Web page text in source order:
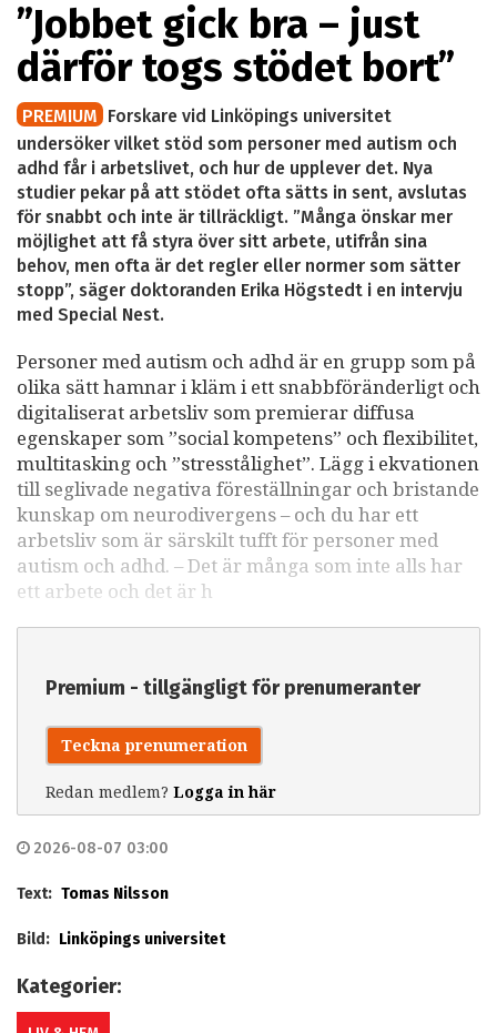
”Jobbet gick bra – just
därför togs stödet bort”
PREMIUM Forskare vid Linköpings universitet
undersöker vilket stöd som personer med autism och
adhd får i arbetslivet, och hur de upplever det. Nya
studier pekar på att stödet ofta sätts in sent, avslutas
för snabbt och inte är tillräckligt. ”Många önskar mer
möjlighet att få styra över sitt arbete, utifrån sina
behov, men ofta är det regler eller normer som sätter
stopp”, säger doktoranden Erika Högstedt i en intervju
med Special Nest.
Personer med autism och adhd är en grupp som på
olika sätt hamnar i kläm i ett snabbföränderligt och
digitaliserat arbetsliv som premierar diffusa
egenskaper som ”social kompetens” och flexibilitet,
multitasking och ”stresstålighet”. Lägg i ekvationen
till seglivade negativa föreställningar och bristande
kunskap om neurodivergens – och du har ett
arbetsliv som är särskilt tufft för personer med
autism och adhd. – Det är många som inte alls har
ett arbete och det är h
Premium - tillgängligt för prenumeranter
Teckna prenumeration
Redan medlem? Logga in här
2026-08-07 03:00
Text: Tomas Nilsson
Bild: Linköpings universitet
Kategorier: